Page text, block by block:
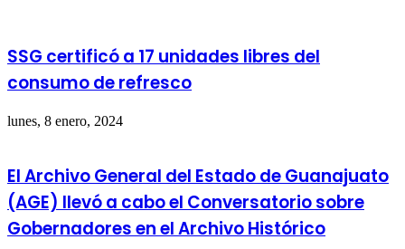
SSG certificó a 17 unidades libres del
consumo de refresco
lunes, 8 enero, 2024
El Archivo General del Estado de Guanajuato
(AGE) llevó a cabo el Conversatorio sobre
Gobernadores en el Archivo Histórico